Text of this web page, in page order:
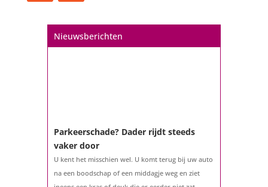
Nieuwsberichten
Parkeerschade? Dader rijdt steeds
vaker door
U kent het misschien wel. U komt terug bij uw auto
na een boodschap of een middagje weg en ziet